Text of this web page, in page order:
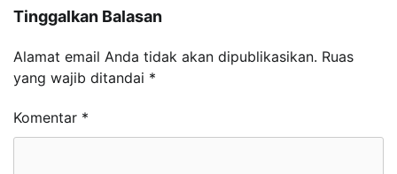
Tinggalkan Balasan
Alamat email Anda tidak akan dipublikasikan. Ruas
yang wajib ditandai *
Komentar *